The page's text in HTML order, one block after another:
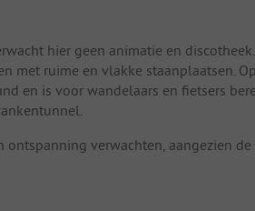
hier geen animatie en
met ruime en vlakke staanplaatsen.
en is voor wandelaars en fietsers
ontspanning verwachten, aangezien